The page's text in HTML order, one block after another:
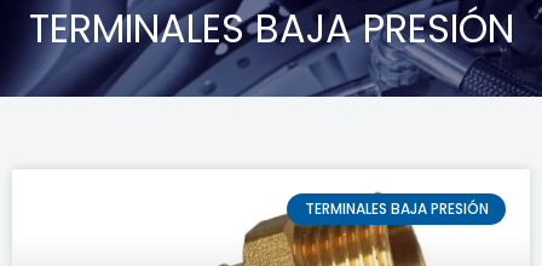
TERMINALES BAJA PRESIÓN
TERMINALES BAJA PRESIÓN